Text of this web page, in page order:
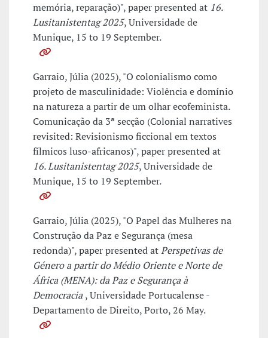
memória, reparação)", paper presented at 16.
Lusitanistentag 2025, Universidade de
Munique, 15 to 19 September.
Garraio, Júlia (2025), "O colonialismo como
projeto de masculinidade: Violência e domínio
na natureza a partir de um olhar ecofeminista.
Comunicação da 3ª secção (Colonial narratives
revisited: Revisionismo ficcional em textos
fílmicos luso-africanos)", paper presented at
16. Lusitanistentag 2025, Universidade de
Munique, 15 to 19 September.
Garraio, Júlia (2025), "O Papel das Mulheres na
Construção da Paz e Segurança (mesa
redonda)", paper presented atPerspetivas de
Género a partir do Médio Oriente e Norte de
África (MENA): da Paz e Segurança à
Democracia, Universidade Portucalense -
Departamento de Direito, Porto, 26 May.